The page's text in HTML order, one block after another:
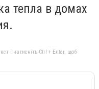
тепла в домах
і натисніть Ctrl + Enter, щоб